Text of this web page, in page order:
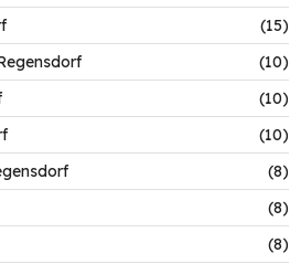
(15)
(10)
(10)
(10)
(8)
(8)
(8)